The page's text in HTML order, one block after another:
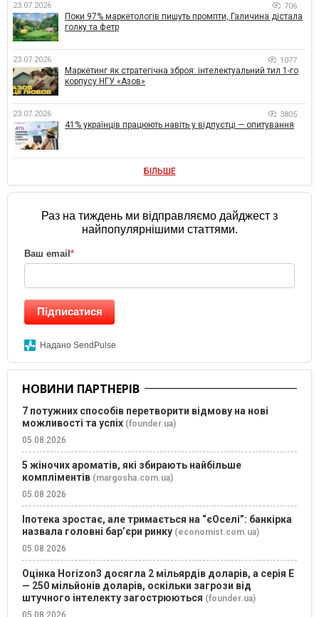
23.07.2026 706
Поки 97% маркетологів пишуть промпти, Галичина дістала
голку та фетр
23.07.2026 1077
Маркетинг як стратегічна зброя: інтелектуальний тил 1-го
корпусу НГУ «Азов»
23.07.2026 3805
41% українців працюють навіть у відпустці — опитування
БІЛЬШЕ
Раз на тиждень ми відправляємо дайджест з
найпопулярнішими статтями.
Ваш email *
Підписатися
Надано SendPulse
НОВИНИ ПАРТНЕРІВ
7 потужних способів перетворити відмову на нові
можливості та успіх (founder.ua)
05.08.2026
5 жіночих ароматів, які збирають найбільше
компліментів (margosha.com.ua)
05.08.2026
Іпотека зростає, але тримається на “єОселі”: банкірка
назвала головні бар’єри ринку (economist.com.ua)
05.08.2026
Оцінка Horizon3 досягла 2 мільярдів доларів, а серія E
— 250 мільйонів доларів, оскільки загрози від
штучного інтелекту загострюються (founder.ua)
05.08.2026